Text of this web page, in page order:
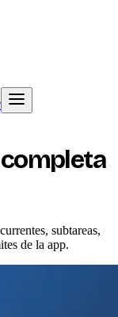
completa
subtareas,
de la app.